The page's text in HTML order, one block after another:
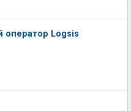
оператор Logsis